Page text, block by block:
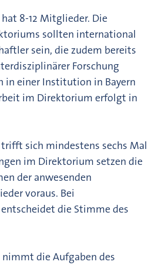
8-12 Mitglieder. Die
sollten international
sein, die zudem bereits
Forschung
in einer Institution in Bayern
im Direktorium erfolgt in
sich mindestens sechs Mal
im Direktorium setzen die
der anwesen­den
voraus. Bei
die Stimme des
die Aufgaben des